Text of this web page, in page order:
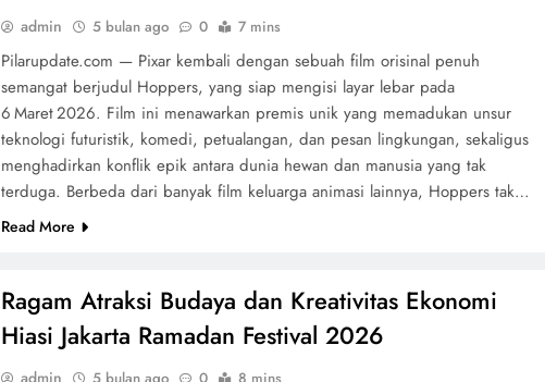
admin 5 bulan ago 0 7 mins
Pilarupdate.com — Pixar kembali dengan sebuah film orisinal penuh
semangat berjudul Hoppers, yang siap mengisi layar lebar pada
6 Maret 2026. Film ini menawarkan premis unik yang memadukan unsur
teknologi futuristik, komedi, petualangan, dan pesan lingkungan, sekaligus
menghadirkan konflik epik antara dunia hewan dan manusia yang tak
terduga. Berbeda dari banyak film keluarga animasi lainnya, Hoppers tak…
Read More
Ragam Atraksi Budaya dan Kreativitas Ekonomi
Hiasi Jakarta Ramadan Festival 2026
admin 5 bulan ago 0 8 mins